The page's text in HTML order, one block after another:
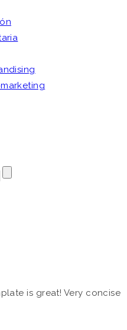
is great! Very concise